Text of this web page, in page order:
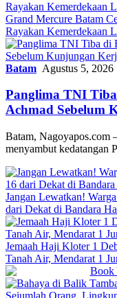
Grand Mercure Batam
Rayakan Kemerdekaan
Batam Agustus 5, 2026
Panglima TNI
Achmad Sebelum
Batam, Nagoyapos.com
menyambut kedatangan
Jangan Lewatkan!
dari Dekat di Bandara
Jemaah Haji Kloter 1
Tanah Air, Mendarat 1